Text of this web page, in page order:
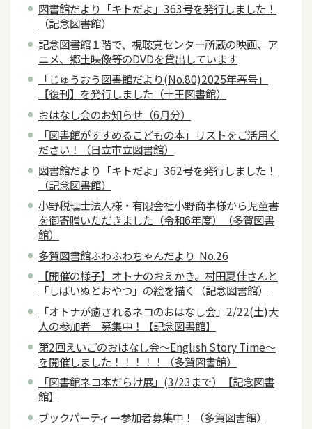
図書館だより「キトだよ」363号を発行しました！
（記念図書館）
記念図書館１階で、視聴覚センター所蔵の映画、ア
ニメ、郷土映像等のDVDを貸出しています
「じゅうおう図書館だより(No.80)2025年春号」
【復刊】を発行しました（十王図書館）
おはなし会のお知らせ（6月分）
「図書館がすすめるこどもの本」リストをご活用く
ださい！（日立市立図書館）
図書館だより「キトだよ」362号を発行しました！
（記念図書館）
小野税理士法人様・有限会社小野商事様から児童書
を御寄贈いただきました（令和6年度）（多賀図書
館）
多賀図書館ふわふわちゃんだより No.26
【開催の様子】オトナのおえかき。村田夏佳さんと
「しばいぬとおやつ」の絵を描く（記念図書館）
「オトナが癒されるネコのおはなし会」2/22(土)大
人の参加者 募集中！【記念図書館】
第2回えいごのおはなし会～English Story Time～
を開催しました！！！！！（多賀図書館）
「図書館ネコ本だらけ展」(3/23まで）【記念図書
館】
ブックパーティー参加者募集中！（多賀図書館）